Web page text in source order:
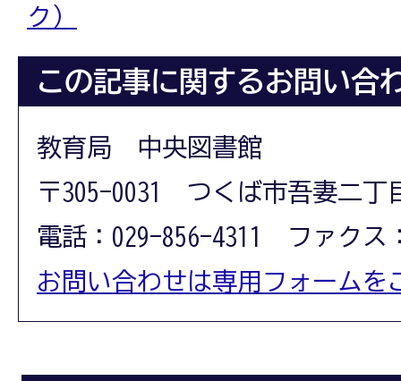
ク）
この記事に関するお問い合
教育局 中央図書館
〒305-0031 つくば市吾妻二丁
電話：029-856-4311 ファクス
お問い合わせは専用フォームを